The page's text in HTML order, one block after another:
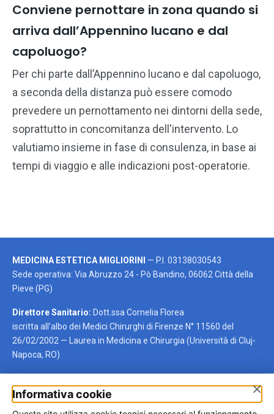
Conviene pernottare in zona quando si
arriva dall’Appennino lucano e dal
capoluogo?
Per chi parte dall’Appennino lucano e dal capoluogo,
a seconda della distanza può essere comodo
prevedere un pernottamento nei dintorni della sede,
soprattutto in concomitanza dell'intervento. Lo
valutiamo insieme in fase di consulenza, in base ai
tempi di viaggio e alle indicazioni post-operatorie.
MEDICINA ESTETICA MIGLIORINI
— P.I. 03138030543
Sede operativa: Via Abruzzo 24 - Pò Bandino, 06062 Città della
Pieve (PG)
Direttore Sanitario: Dott.ssa Cornelia Florea
iscritta all’albo dei Medici Chirurghi di Firenze N° 11560 del
26/02/2002 — Laurea in Medicina e Chirurgia (Università di Cluj-
Napoca, RO)
Autotrapianto per regione
×
Informativa cookie